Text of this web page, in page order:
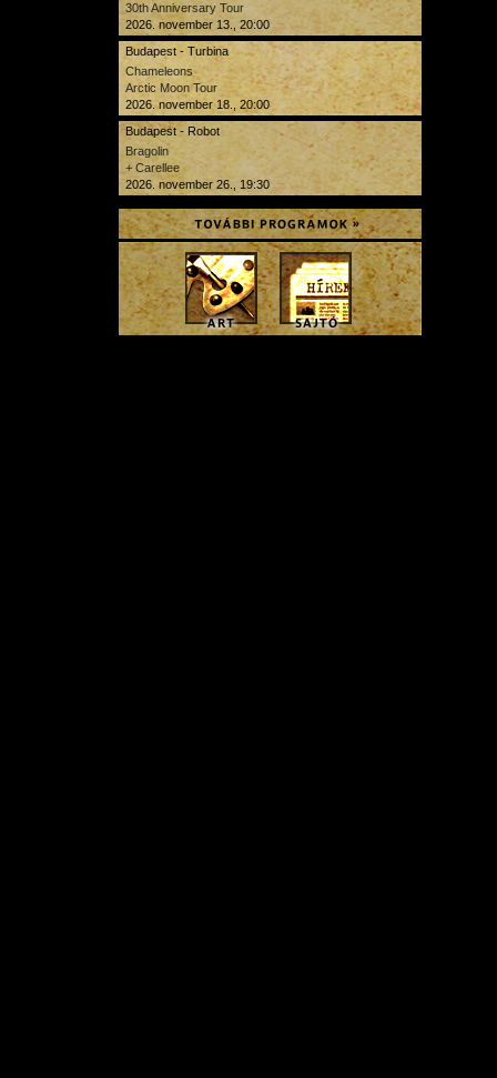
30th Anniversary Tour
2026. november 13., 20:00
Budapest - Turbina
Chameleons
Arctic Moon Tour
2026. november 18., 20:00
Budapest - Robot
Bragolin
+ Carellee
2026. november 26., 19:30